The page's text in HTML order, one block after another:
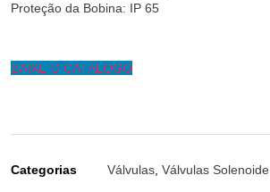
Proteção da Bobina: IP 65
BAIXE O CATÁLOGO
Categorias Válvulas, Válvulas Solenoide